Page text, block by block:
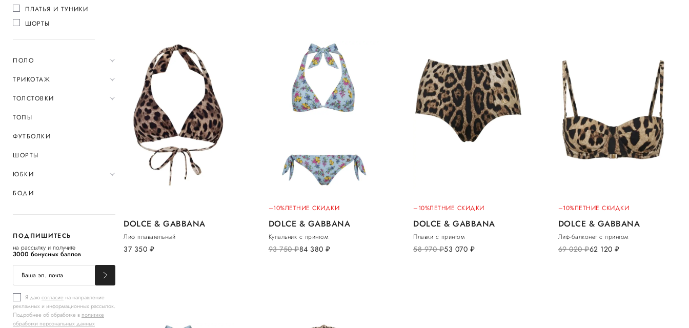
ПЛАТЬЯ И ТУНИКИ
ШОРТЫ
ПОЛО
ТРИКОТАЖ
ТОЛСТОВКИ
ТОПЫ
ФУТБОЛКИ
ШОРТЫ
ЮБКИ
БОДИ
ПОДПИШИТЕСЬ
на рассылку и получите
3000 бонусных баллов
Я даюсогласие на направление
рекламных и информационных рассылок.
Подробнее об обработке в политике
обработки персональных данных
DOLCE & GABBANA
Лиф плавательный
37 350 руб.
–10%ЛЕТНИЕ СКИДКИ
DOLCE & GABBANA
Купальник с принтом
93 750руб.84 380 руб.
–10%ЛЕТНИЕ СКИДКИ
DOLCE & GABBANA
Плавки с принтом
58 970руб.53 070 руб.
–10%ЛЕТНИЕ СКИДКИ
DOLCE & GABBANA
Лиф-балконет с принтом
69 020руб.62 120 руб.